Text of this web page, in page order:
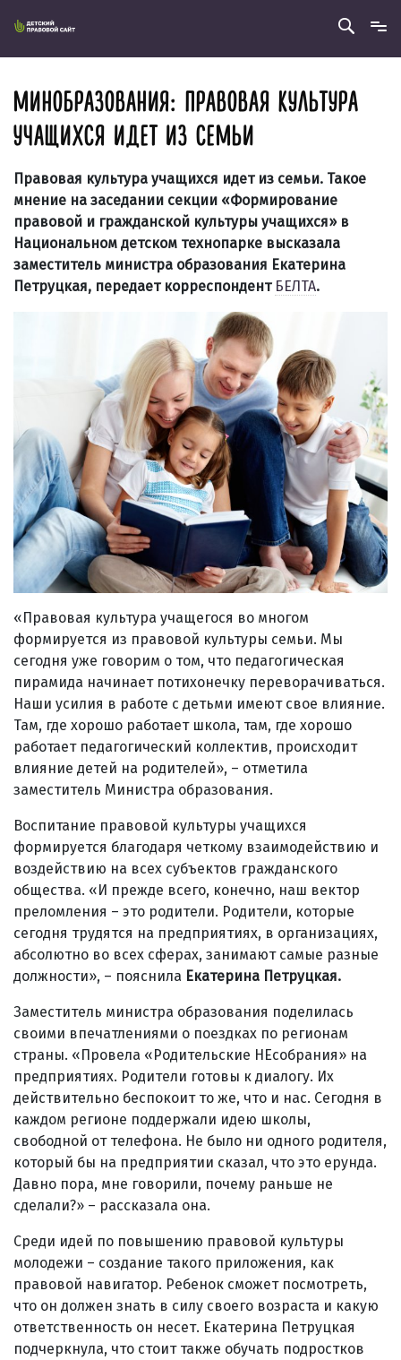
МИНОБРАЗОВАНИЯ: ПРАВОВАЯ КУЛЬТУРА
УЧАЩИХСЯ ИДЕТ ИЗ СЕМЬИ
Правовая культура учащихся идет из семьи. Такое
мнение на заседании секции «Формирование
правовой и гражданской культуры учащихся» в
Национальном детском технопарке высказала
заместитель министра образования Екатерина
Петруцкая, передает корреспондент БЕЛТА.
«Правовая культура учащегося во многом
формируется из правовой культуры семьи. Мы
сегодня уже говорим о том, что педагогическая
пирамида начинает потихонечку переворачиваться.
Наши усилия в работе с детьми имеют свое влияние.
Там, где хорошо работает школа, там, где хорошо
работает педагогический коллектив, происходит
влияние детей на родителей», – отметила
заместитель Министра образования.
Воспитание правовой культуры учащихся
формируется благодаря четкому взаимодействию и
воздействию на всех субъектов гражданского
общества. «И прежде всего, конечно, наш вектор
преломления – это родители. Родители, которые
сегодня трудятся на предприятиях, в организациях,
абсолютно во всех сферах, занимают самые разные
должности», – пояснила Екатерина Петруцкая.
Заместитель министра образования поделилась
своими впечатлениями о поездках по регионам
страны. «Провела «Родительские НЕсобрания» на
предприятиях. Родители готовы к диалогу. Их
действительно беспокоит то же, что и нас. Сегодня в
каждом регионе поддержали идею школы,
свободной от телефона. Не было ни одного родителя,
который бы на предприятии сказал, что это ерунда.
Давно пора, мне говорили, почему раньше не
сделали?» – рассказала она.
Среди идей по повышению правовой культуры
молодежи – создание такого приложения, как
правовой навигатор. Ребенок сможет посмотреть,
что он должен знать в силу своего возраста и какую
ответственность он несет. Екатерина Петруцкая
подчеркнула, что стоит также обучать подростков